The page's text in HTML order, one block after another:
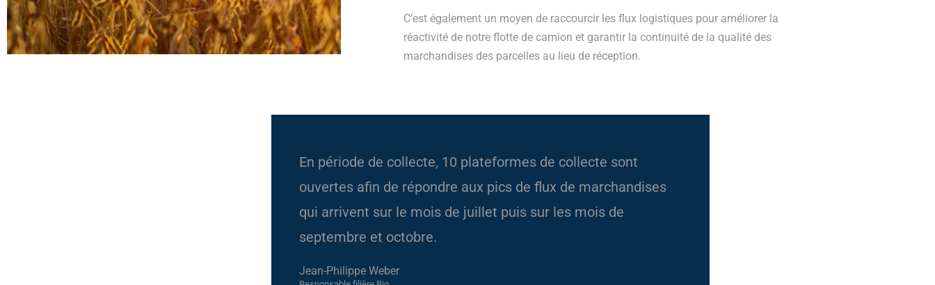
C’est également un moyen de raccourcir les flux logistiques pour améliorer la
réactivité de notre flotte de camion et garantir la continuité de la qualité des
marchandises des parcelles au lieu de réception.
En période de collecte, 10 plateformes de collecte sont
ouvertes afin de répondre aux pics de flux de marchandises
qui arrivent sur le mois de juillet puis sur les mois de
septembre et octobre.
Jean-Philippe Weber